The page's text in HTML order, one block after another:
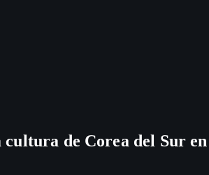
de Corea del Sur